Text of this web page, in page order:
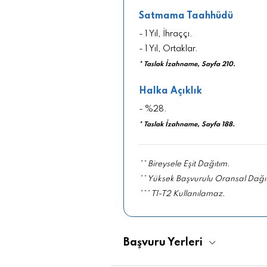
Satmama Taahhüdü
- 1 Yıl, İhraççı.
- 1 Yıl, Ortaklar.
* Taslak İzahname, Sayfa 210.
Halka Açıklık
- %28.
* Taslak İzahname, Sayfa 188.
** Bireysele Eşit Dağıtım.
** Yüksek Başvurulu Oransal
*** T1-T2 Kullanılamaz.
Başvuru Yerleri